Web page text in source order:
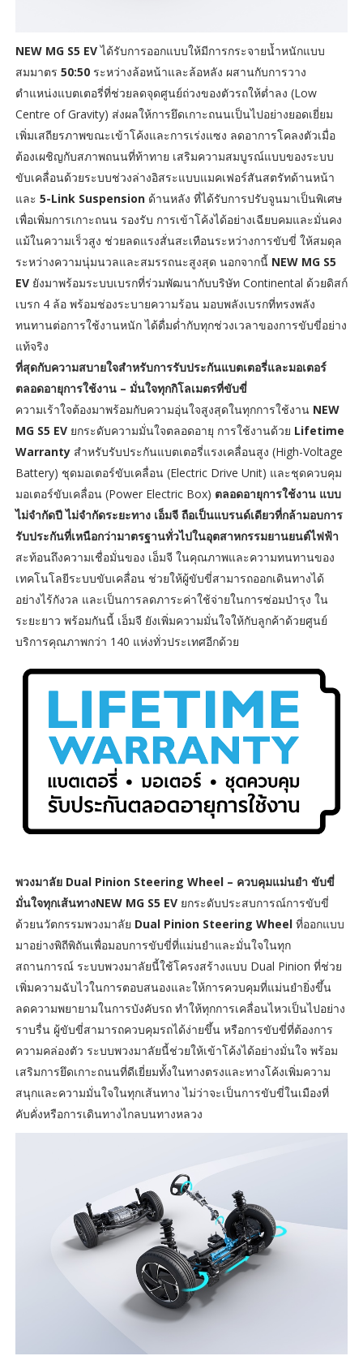
NEW MG S5 EVได้รับการออกแบบให้มีการกระจายน้ำหนักแบบ
สมมาตร 50:50ระหว่างล้อหน้าและล้อหลัง ผสานกับการวาง
ตำแหน่งแบตเตอรี่ที่ช่วยลดจุดศูนย์ถ่วงของตัวรถให้ต่ำลง (Low
Centre of Gravity) ส่งผลให้การยึดเกาะถนนเป็นไปอย่างยอดเยี่ยม
เพิ่มเสถียรภาพขณะเข้าโค้งและการเร่งแซง ลดอาการโคลงตัวเมื่อ
ต้องเผชิญกับสภาพถนนที่ท้าทาย เสริมความสมบูรณ์แบบของระบบ
ขับเคลื่อนด้วยระบบช่วงล่างอิสระแบบแมคเฟอร์สันสตรัทด้านหน้า
และ 5-Link Suspensionด้านหลัง ที่ได้รับการปรับจูนมาเป็นพิเศษ
เพื่อเพิ่มการเกาะถนน รองรับ การเข้าโค้งได้อย่างเฉียบคมและมั่นคง
แม้ในความเร็วสูง ช่วยลดแรงสั่นสะเทือนระหว่างการขับขี่ ให้สมดุล
ระหว่างความนุ่มนวลและสมรรถนะสูงสุด นอกจากนี้ NEW MG S5
EVยังมาพร้อมระบบเบรกที่ร่วมพัฒนากับบริษัท Continental ด้วยดิสก์
เบรก 4 ล้อ พร้อมช่องระบายความร้อน มอบพลังเบรกที่ทรงพลัง
ทนทานต่อการใช้งานหนัก ได้ดื่มด่ำกับทุกช่วงเวลาของการขับขี่อย่าง
แท้จริง
ที่สุดกับความสบายใจสำหรับการรับประกันแบตเตอรี่และมอเตอร์
ตลอดอายุการใช้งาน – มั่นใจทุกกิโลเมตรที่ขับขี่
ความเร้าใจต้องมาพร้อมกับความอุ่นใจสูงสุดในทุกการใช้งาน NEW
MG S5 EVยกระดับความมั่นใจตลอดอายุ การใช้งานด้วย Lifetime
Warrantyสำหรับรับประกันแบตเตอรี่แรงเคลื่อนสูง (High-Voltage
Battery) ชุดมอเตอร์ขับเคลื่อน (Electric Drive Unit) และชุดควบคุม
มอเตอร์ขับเคลื่อน (Power Electric Box) ตลอดอายุการใช้งาน แบบ
ไม่จำกัดปี ไม่จำกัดระยะทาง เอ็มจี ถือเป็นแบรนด์เดียวที่กล้ามอบการ
รับประกันที่เหนือกว่ามาตรฐานทั่วไปในอุตสาหกรรมยานยนต์ไฟฟ้า
สะท้อนถึงความเชื่อมั่นของ เอ็มจี ในคุณภาพและความทนทานของ
เทคโนโลยีระบบขับเคลื่อน ช่วยให้ผู้ขับขี่สามารถออกเดินทางได้
อย่างไร้กังวล และเป็นการลดภาระค่าใช้จ่ายในการซ่อมบำรุง ใน
ระยะยาว พร้อมกันนี้ เอ็มจี ยังเพิ่มความมั่นใจให้กับลูกค้าด้วยศูนย์
บริการคุณภาพกว่า 140 แห่งทั่วประเทศอีกด้วย
พวงมาลัย Dual Pinion Steering Wheel – ควบคุมแม่นยำ ขับขี่
มั่นใจทุกเส้นทางNEW MG S5 EV ยกระดับประสบการณ์การขับขี่
ด้วยนวัตกรรมพวงมาลัย Dual Pinion Steering Wheelที่ออกแบบ
มาอย่างพิถีพิถันเพื่อมอบการขับขี่ที่แม่นยำและมั่นใจในทุก
สถานการณ์ ระบบพวงมาลัยนี้ใช้โครงสร้างแบบ Dual Pinion ที่ช่วย
เพิ่มความฉับไวในการตอบสนองและให้การควบคุมที่แม่นยำยิ่งขึ้น
ลดความพยายามในการบังคับรถ ทำให้ทุกการเคลื่อนไหวเป็นไปอย่าง
ราบรื่น ผู้ขับขี่สามารถควบคุมรถได้ง่ายขึ้น หรือการขับขี่ที่ต้องการ
ความคล่องตัว ระบบพวงมาลัยนี้ช่วยให้เข้าโค้งได้อย่างมั่นใจ พร้อม
เสริมการยึดเกาะถนนที่ดีเยี่ยมทั้งในทางตรงและทางโค้งเพิ่มความ
สนุกและความมั่นใจในทุกเส้นทาง ไม่ว่าจะเป็นการขับขี่ในเมืองที่
คับคั่งหรือการเดินทางไกลบนทางหลวง